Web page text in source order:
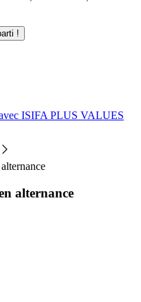
!
avec ISIFA PLUS VALUES
alternance